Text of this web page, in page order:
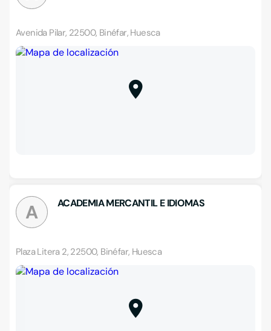
Avenida Pilar, 22500, Binéfar, Huesca
A ACADEMIA MERCANTIL E IDIOMAS
Plaza Litera 2, 22500, Binéfar, Huesca